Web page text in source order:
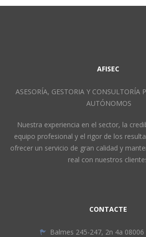
AFISEC
ASESORÍA, GESTORIA Y CONSULTORÍA
AUTÓNOMOS
Nuestra experiencia en el sector, la
equipo profesional y el rigor de los
ofrecer un servicio de gran calidad y
real con nuestros
CONTACTE
Balmes 245-247, 2n 4a